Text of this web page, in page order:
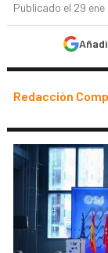
Publicado el 29 ene
Redacción